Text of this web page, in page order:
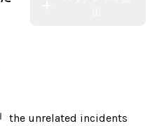
the unrelated incidents